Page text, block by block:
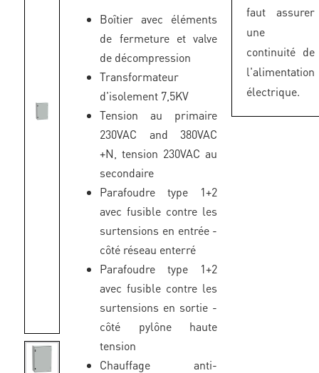
Boîtier avec éléments
de fermeture et valve
de décompression
Transformateur
d'isolement 7,5KV
Tension au primaire
230VAC and 380VAC
+N, tension 230VAC au
secondaire
Parafoudre type 1+2
avec fusible contre les
surtensions en entrée -
côté réseau enterré
Parafoudre type 1+2
avec fusible contre les
surtensions en sortie -
côté pylône haute
tension
Chauffage anti-
faut assurer
une
continuité de
l'alimentation
électrique.